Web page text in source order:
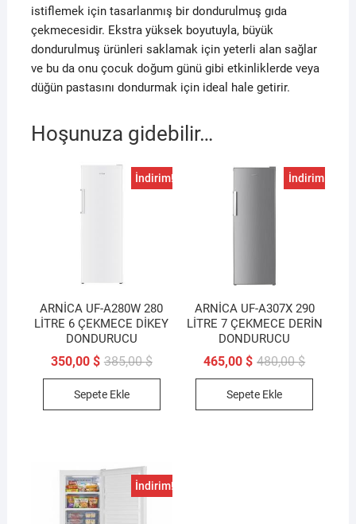
istiflemek için tasarlanmış bir dondurulmuş gıda
çekmecesidir. Ekstra yüksek boyutuyla, büyük
dondurulmuş ürünleri saklamak için yeterli alan sağlar
ve bu da onu çocuk doğum günü gibi etkinliklerde veya
düğün pastasını dondurmak için ideal hale getirir.
Hoşunuza gidebilir…
İndirim!
ARNİCA UF-A280W 280
LİTRE 6 ÇEKMECE DİKEY
DONDURUCU
385,00$Orijinal
350,00 $
Şu
Sepete Ekle
İndirim!
ARNİCA UF-A307X 290
LİTRE 7 ÇEKMECE DERİN
DONDURUCU
480,00$Orijinal
465,00$
Şu
Sepete Ekle
İndirim!